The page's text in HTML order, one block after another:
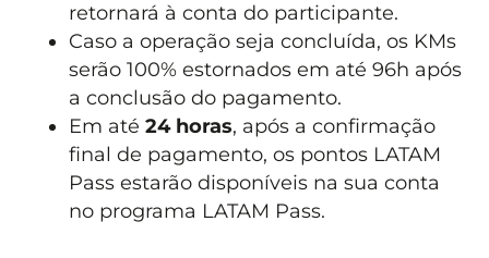
retornará à conta do participante.
Caso a operação seja concluída, os KMs
serão 100% estornados em até 96h após
a conclusão do pagamento.
Em até24 horas, após a confirmação
final de pagamento, os pontos LATAM
Pass estarão disponíveis na sua conta
no programa LATAM Pass.